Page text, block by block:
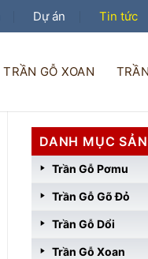
Dự án Tin tức
TRẦN GỖ XOAN
DANH MỤC
Trần Gỗ Pơmu
Trần Gỗ Gõ Đỏ
Trần Gỗ Dổi
Trần Gỗ Xoan